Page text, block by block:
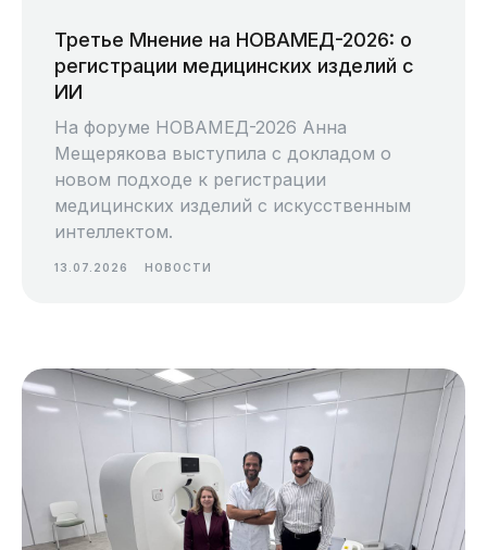
Третье Мнение на НОВАМЕД-2026: о
регистрации медицинских изделий с
ИИ
На форуме НОВАМЕД-2026 Анна
Мещерякова выступила с докладом о
новом подходе к регистрации
медицинских изделий с искусственным
интеллектом.
13.07.2026 НОВОСТИ
Деятельность
осуществляется при
грантовой
поддержке Фонда
Политика обработки и защиты
Мнение", ИНН 7714420229, ОГРН
5177746328106, все права защищены.
121205, г. Москва, Территория
Инновационного центра Сколково, ул. Нобеля
ОКВЭД 62.01 Разработка компьютерного
программного обеспечения